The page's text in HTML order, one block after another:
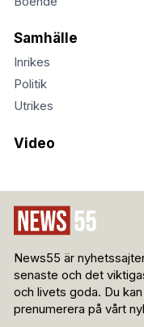
Samhälle
Inrikes
Politik
Utrikes
Video
News55 är
senaste och det
och livets goda. Du
prenumerera på vårt